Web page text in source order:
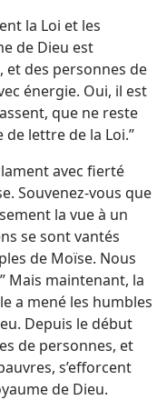
la Loi et les
de Dieu est
et des personnes de
énergie. Oui, il est
que ne reste
lettre de la Loi.”
avec fierté
Souvenez-​vous que
la vue à un
se sont vantés
de Moïse. Nous
Mais maintenant, la
a mené les humbles
Depuis le début
de personnes, et
s’efforcent
de Dieu.